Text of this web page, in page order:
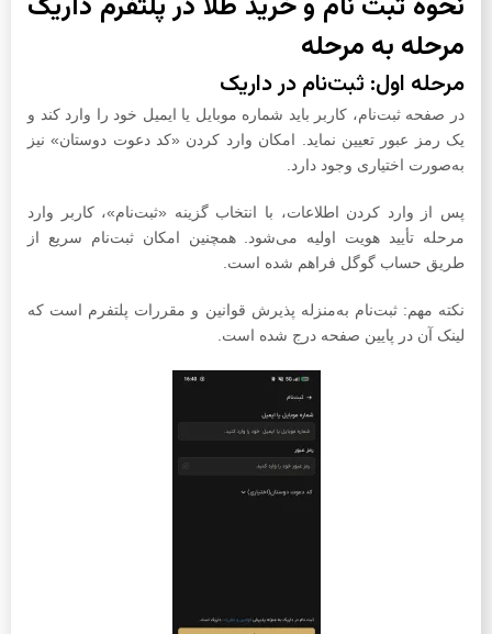
مرحله به مرحله
مرحله اول: ثبت‌نام در داریک
در صفحه ثبت‌نام، کاربر باید شماره موبایل یا ایمیل خود را وارد کند و
یک رمز عبور تعیین نماید. امکان وارد کردن «کد دعوت دوستان» نیز
به‌صورت اختیاری وجود دارد.
پس از وارد کردن اطلاعات، با انتخاب گزینه «ثبت‌نام»، کاربر وارد
مرحله تأیید هویت اولیه می‌شود. همچنین امکان ثبت‌نام سریع از
طریق حساب گوگل فراهم شده است.
نکته مهم: ثبت‌نام به‌منزله پذیرش قوانین و مقررات پلتفرم است که
لینک آن در پایین صفحه درج شده است.